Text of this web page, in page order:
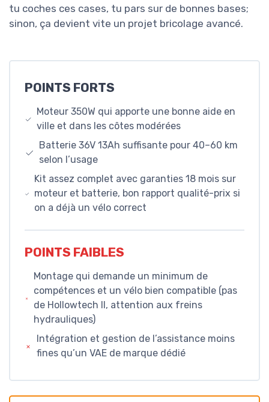
tu coches ces cases, tu pars sur de bonnes bases;
sinon, ça devient vite un projet bricolage avancé.
POINTS FORTS
Moteur 350W qui apporte une bonne aide en
ville et dans les côtes modérées
Batterie 36V 13Ah suffisante pour 40–60 km
selon l’usage
Kit assez complet avec garanties 18 mois sur
moteur et batterie, bon rapport qualité-prix si
on a déjà un vélo correct
POINTS FAIBLES
Montage qui demande un minimum de
compétences et un vélo bien compatible (pas
de Hollowtech II, attention aux freins
hydrauliques)
Intégration et gestion de l’assistance moins
fines qu’un VAE de marque dédié